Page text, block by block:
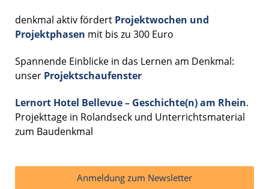
denkmal aktiv fördert Projektwochen und
Projektphasen mit bis zu 300 Euro
Spannende Einblicke in das Lernen am Denkmal:
unser Projektschaufenster
Lernort Hotel Bellevue – Geschichte(n) am Rhein.
Projekttage in Rolandseck und Unterrichtsmaterial
zum Baudenkmal
Anmeldung zum Newsletter